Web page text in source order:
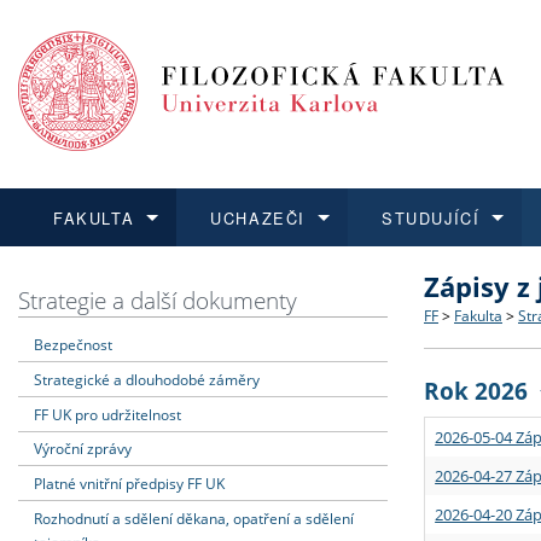
FAKULTA
Dozvědět se více
Struktura
Strategie
Podpora
UCHAZEČI
Podat přihlášku
Co
Učitelské
STUDUJÍCÍ
Dozvědět se více
Rigorózní
Dozvědět se více
O vědě a
Granty a
Dozvědět se více
Aktuální
Strategie a další dokumenty
Bezpečnost
Strategické a dlouhodobé záměry
FF UK pro udržitelnost
Výroční zprávy
Platné vnitřní předpisy FF UK
Rozhodnutí a sdělení děkana, opatření a sdělení
Zápisy
FF > Fakulta >
Rok 2026
2026-05-04
2026-04-27
2026-04-20